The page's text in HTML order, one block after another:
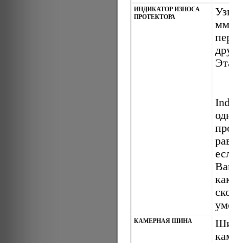
ИНДИКАТОР ИЗНОСА
ПРОТЕКТОРА
КАМЕРНАЯ ШИНА